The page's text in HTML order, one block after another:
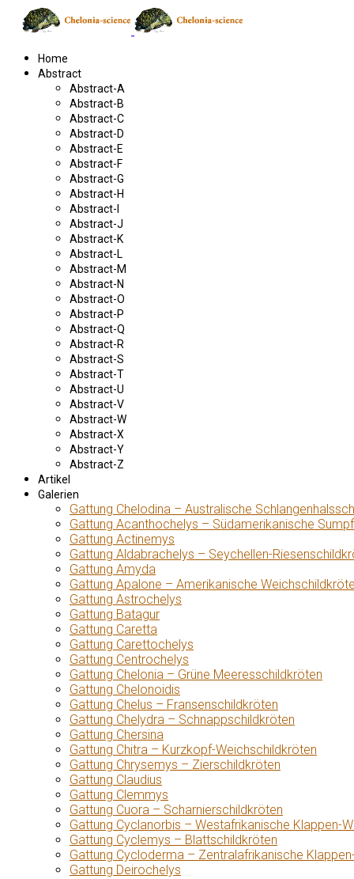
Home
Abstract
Abstract-A
Abstract-B
Abstract-C
Abstract-D
Abstract-E
Abstract-F
Abstract-G
Abstract-H
Abstract-I
Abstract-J
Abstract-K
Abstract-L
Abstract-M
Abstract-N
Abstract-O
Abstract-P
Abstract-Q
Abstract-R
Abstract-S
Abstract-T
Abstract-U
Abstract-V
Abstract-W
Abstract-X
Abstract-Y
Abstract-Z
Artikel
Galerien
Gattung Chelodina – Australische
Gattung Acanthochelys – Südamerikanische
Gattung Actinemys
Gattung Aldabrachelys – Seychellen-
Gattung Amyda
Gattung Apalone – Amerikanische
Gattung Astrochelys
Gattung Batagur
Gattung Caretta
Gattung Carettochelys
Gattung Centrochelys
Gattung Chelonia – Grüne Meeresschildkröten
Gattung Chelonoidis
Gattung Chelus – Fransenschildkröten
Gattung Chelydra – Schnappschildkröten
Gattung Chersina
Gattung Chitra – Kurzkopf-Weichschildkröten
Gattung Chrysemys – Zierschildkröten
Gattung Claudius
Gattung Clemmys
Gattung Cuora – Scharnierschildkröten
Gattung Cyclanorbis – Westafrikanische Klappen-
Gattung Cyclemys – Blattschildkröten
Gattung Cycloderma – Zentralafrikanische
Gattung Deirochelys